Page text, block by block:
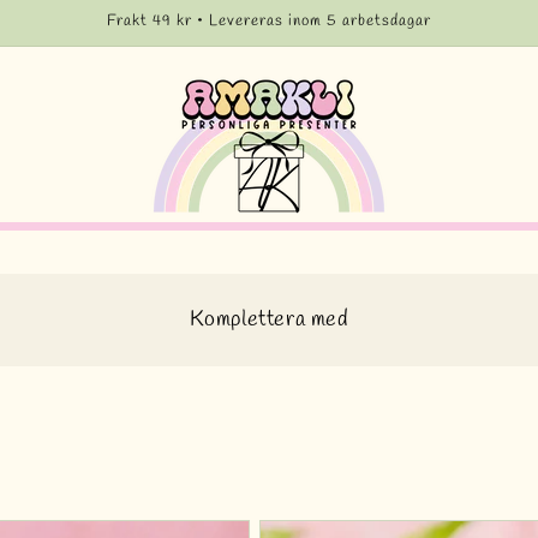
Frakt 49 kr • Levereras inom 5 arbetsdagar
Komplettera med